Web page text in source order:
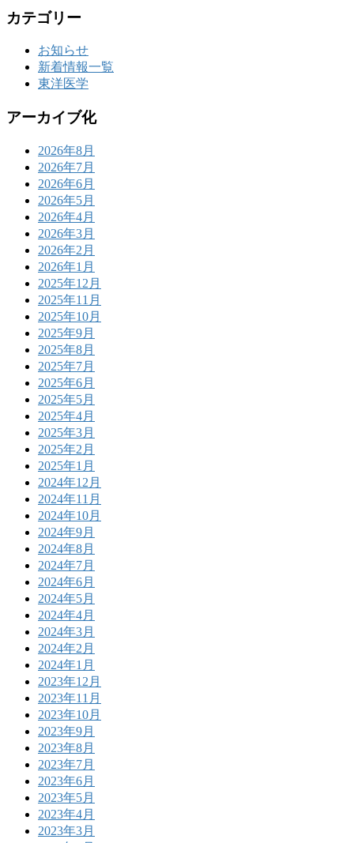
カテゴリー
お知らせ
新着情報一覧
東洋医学
アーカイブ化
2026年8月
2026年7月
2026年6月
2026年5月
2026年4月
2026年3月
2026年2月
2026年1月
2025年12月
2025年11月
2025年10月
2025年9月
2025年8月
2025年7月
2025年6月
2025年5月
2025年4月
2025年3月
2025年2月
2025年1月
2024年12月
2024年11月
2024年10月
2024年9月
2024年8月
2024年7月
2024年6月
2024年5月
2024年4月
2024年3月
2024年2月
2024年1月
2023年12月
2023年11月
2023年10月
2023年9月
2023年8月
2023年7月
2023年6月
2023年5月
2023年4月
2023年3月